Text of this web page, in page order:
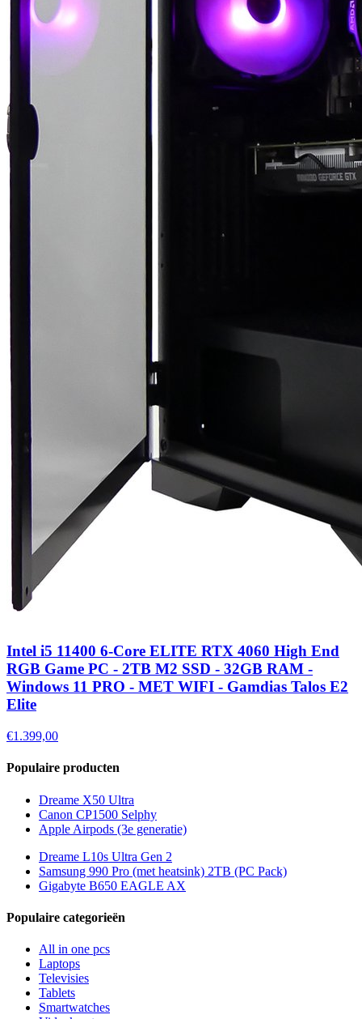
Intel i5 11400 6-Core ELITE RTX 4060 High End
RGB Game PC - 2TB M2 SSD - 32GB RAM -
Windows 11 PRO - MET WIFI - Gamdias Talos E2
Elite
€1.399,00
Populaire producten
Dreame X50 Ultra
Canon CP1500 Selphy
Apple Airpods (3e generatie)
Dreame L10s Ultra Gen 2
Samsung 990 Pro (met heatsink) 2TB (PC Pack)
Gigabyte B650 EAGLE AX
Populaire categorieën
All in one pcs
Laptops
Televisies
Tablets
Smartwatches